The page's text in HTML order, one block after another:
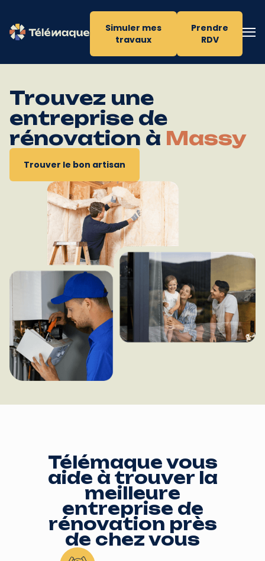
Simuler mes
travaux
Prendre
RDV
Trouvez une
entreprise de
rénovation à Massy
Trouver le bon artisan
Télémaque vous
aide à trouver la
meilleure
entreprise de
rénovation près
de chez vous